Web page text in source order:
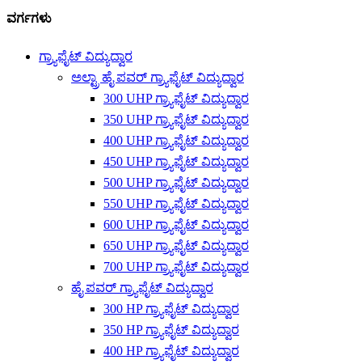
ವರ್ಗಗಳು
ಗ್ರ್ಯಾಫೈಟ್ ವಿದ್ಯುದ್ವಾರ
ಅಲ್ಟ್ರಾ ಹೈ ಪವರ್ ಗ್ರ್ಯಾಫೈಟ್ ವಿದ್ಯುದ್ವಾರ
300 UHP ಗ್ರ್ಯಾಫೈಟ್ ವಿದ್ಯುದ್ವಾರ
350 UHP ಗ್ರ್ಯಾಫೈಟ್ ವಿದ್ಯುದ್ವಾರ
400 UHP ಗ್ರ್ಯಾಫೈಟ್ ವಿದ್ಯುದ್ವಾರ
450 UHP ಗ್ರ್ಯಾಫೈಟ್ ವಿದ್ಯುದ್ವಾರ
500 UHP ಗ್ರ್ಯಾಫೈಟ್ ವಿದ್ಯುದ್ವಾರ
550 UHP ಗ್ರ್ಯಾಫೈಟ್ ವಿದ್ಯುದ್ವಾರ
600 UHP ಗ್ರ್ಯಾಫೈಟ್ ವಿದ್ಯುದ್ವಾರ
650 UHP ಗ್ರ್ಯಾಫೈಟ್ ವಿದ್ಯುದ್ವಾರ
700 UHP ಗ್ರ್ಯಾಫೈಟ್ ವಿದ್ಯುದ್ವಾರ
ಹೈ ಪವರ್ ಗ್ರ್ಯಾಫೈಟ್ ವಿದ್ಯುದ್ವಾರ
300 HP ಗ್ರ್ಯಾಫೈಟ್ ವಿದ್ಯುದ್ವಾರ
350 HP ಗ್ರ್ಯಾಫೈಟ್ ವಿದ್ಯುದ್ವಾರ
400 HP ಗ್ರ್ಯಾಫೈಟ್ ವಿದ್ಯುದ್ವಾರ